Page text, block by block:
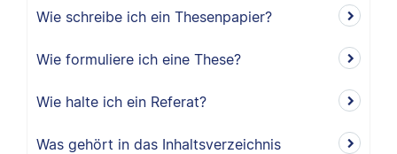
Wie schreibe ich ein Thesenpapier?
Wie formuliere ich eine These?
Wie halte ich ein Referat?
Was gehört in das Inhaltsverzeichnis